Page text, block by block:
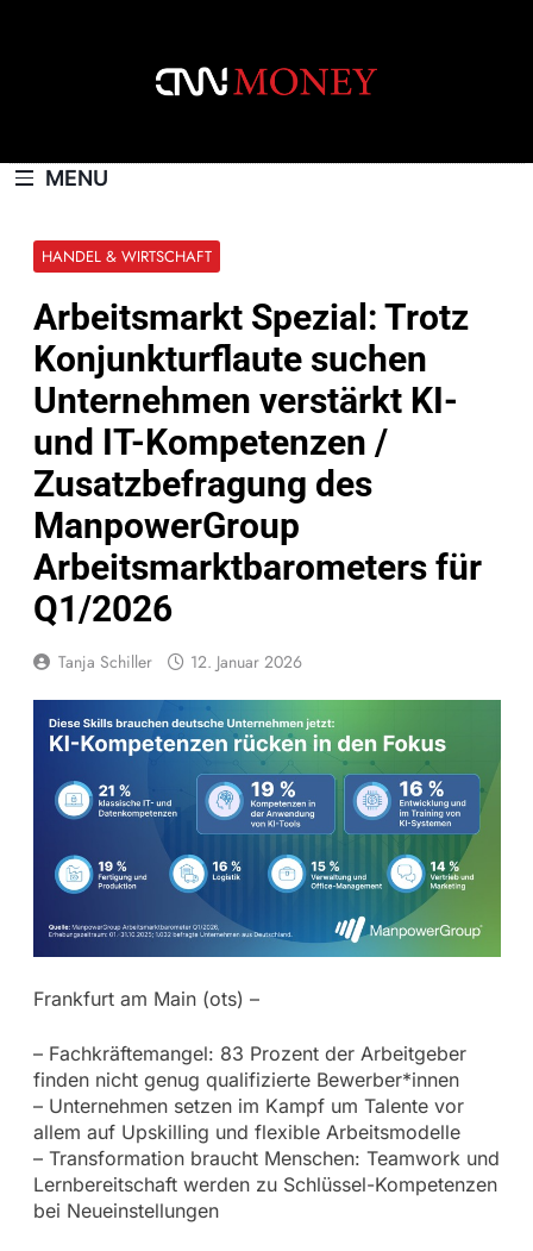
MENU
HANDEL & WIRTSCHAFT
Arbeitsmarkt Spezial: Trotz
Konjunkturflaute suchen
Unternehmen verstärkt KI-
und IT-Kompetenzen /
Zusatzbefragung des
ManpowerGroup
Arbeitsmarktbarometers für
Q1/2026
Tanja Schiller 12. Januar 2026
Frankfurt am Main (ots) –
– Fachkräftemangel: 83 Prozent der Arbeitgeber
finden nicht genug qualifizierte Bewerber*innen
– Unternehmen setzen im Kampf um Talente vor
allem auf Upskilling und flexible Arbeitsmodelle
– Transformation braucht Menschen: Teamwork und
Lernbereitschaft werden zu Schlüssel-Kompetenzen
bei Neueinstellungen